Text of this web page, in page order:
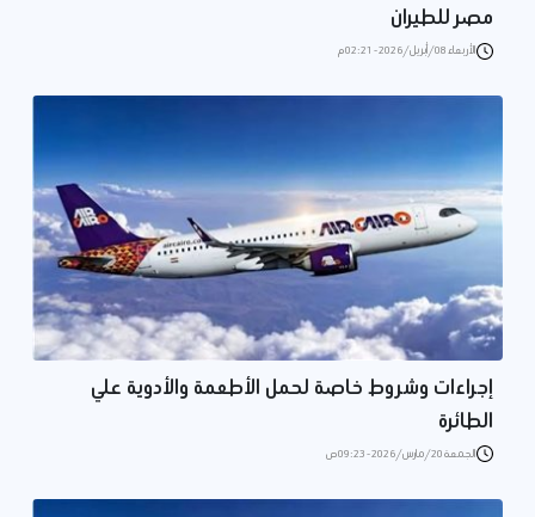
مصر للطيران
الأربعاء 08/أبريل/2026 - 02:21 م
إجراءات وشروط خاصة لحمل الأطعمة والأدوية علي
الطائرة
الجمعة 20/مارس/2026 - 09:23 ص